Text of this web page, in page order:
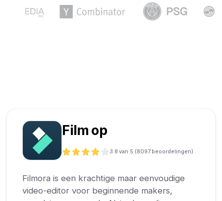
Film op
3.8 van 5 (8097 beoordelingen)
Filmora is een krachtige maar eenvoudige
video-editor voor beginnende makers,